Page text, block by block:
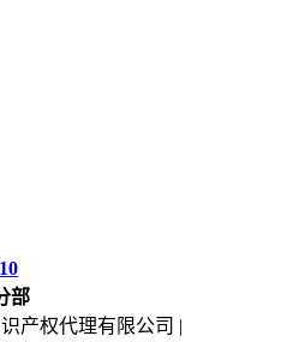
部
产权代理有限公司 |